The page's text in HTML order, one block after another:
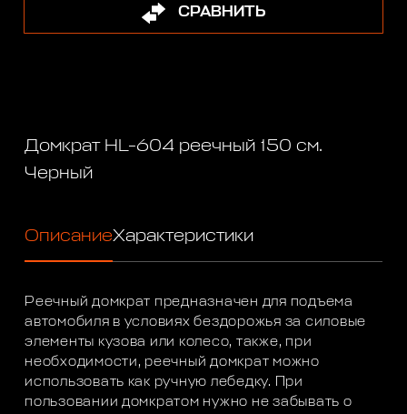
СРАВНИТЬ
Домкрат HL-604 реечный 150 см.
Черный
ОписаниеХарактеристики
Реечный домкрат предназначен для подъема
автомобиля в условиях бездорожья за силовые
элементы кузова или колесо, также, при
необходимости, реечный домкрат можно
использовать как ручную лебедку. При
пользовании домкратом нужно не забывать о